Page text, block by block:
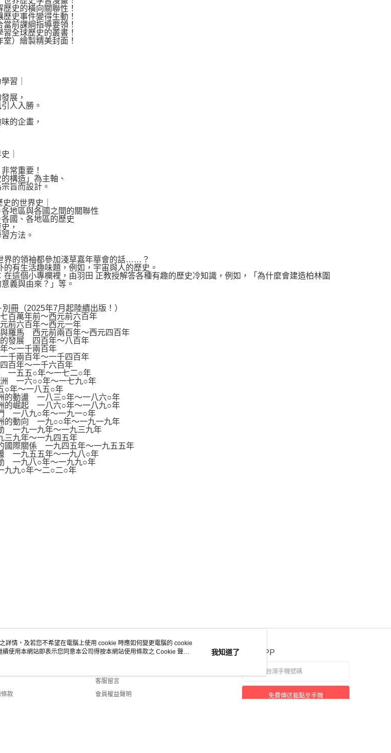
史的橫向關聯性！
史事件變得生動！
前課綱指導要領！
全球歷史的叢書！
）繪製精美封面！
習｜
展，
人入勝。
的企畫，
｜
常重要！
構造」為主軸、
旨而設計。
的世界史｜
地區與各國之間的關聯性
國、各地區的歷史
，
方法。
界的領袖都參加淺草嘉年華會的話……？
的有生活趣味題，例如，宇宙與人的歷史。
在這個小專欄裡，由羽田 正教授解答各種有趣的歷史冷知識，例如，「為什麼會建造柏林圍
義與由來？」等。
冊（2025年7月起陸續出版！）
百萬年前～西元前六百年
前六百年～西元一年
羅馬 西元前兩百年～西元四百年
發展 四百年～八百年
～一千兩百年
千兩百年～一千四百年
百年～一千六百年
一五五○年～一七二○年
洲 一六○○年～一七九○年
○年～一八五○年
的動盪 一八三○年～一八六○年
的崛起 一八六○年～一八九○年
一八九○年～一九一○年
的動向 一九○○年～一九一九年
一九一九年～一九三九年
九年～一九四五年
國際關係 一九四五年～一九五五年
一九五五年～一九八○年
一九八○年～一九九○年
九九○年～二○二○年
款
客服資訊
客服留言
會員權益聲明
官方APP
免費傳送載點至手機
詳情，及若您不希望在電腦上使用 cookie 時應如何變更電腦的 cookie
續使用本網站即表示您同意本公司得按本網站使用條款之 Cookie 聲明
我知道了